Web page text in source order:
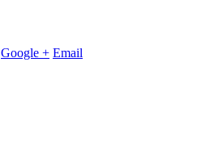
Google + Email